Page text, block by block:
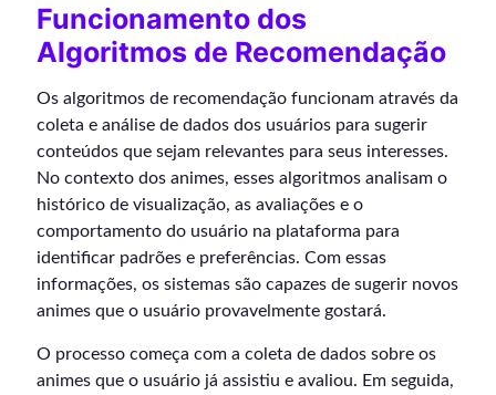
Funcionamento dos
Algoritmos de Recomendação
Os algoritmos de recomendação funcionam através da
coleta e análise de dados dos usuários para sugerir
conteúdos que sejam relevantes para seus interesses.
No contexto dos animes, esses algoritmos analisam o
histórico de visualização, as avaliações e o
comportamento do usuário na plataforma para
identificar padrões e preferências. Com essas
informações, os sistemas são capazes de sugerir novos
animes que o usuário provavelmente gostará.
O processo começa com a coleta de dados sobre os
animes que o usuário já assistiu e avaliou. Em seguida,